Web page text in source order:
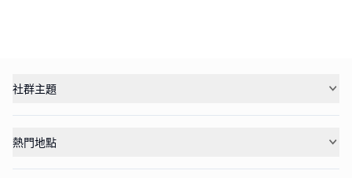
社群主題
熱門地點